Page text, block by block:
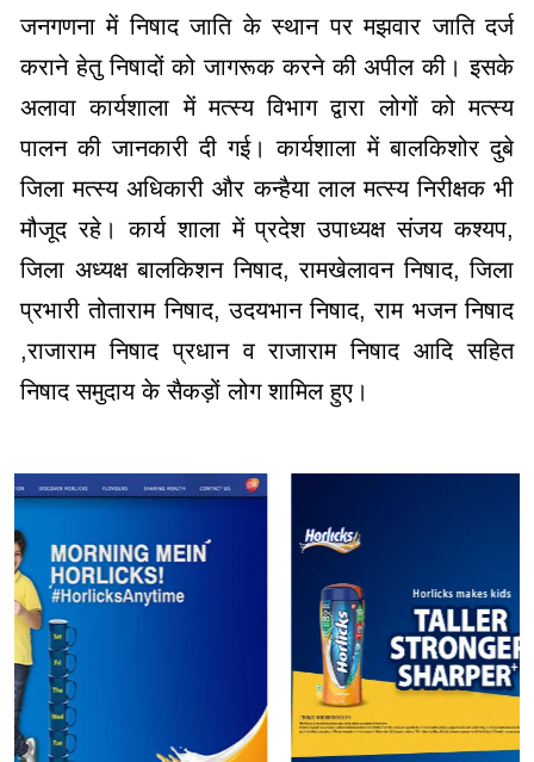
जनगणना में निषाद जाति के स्थान पर मझवार जाति दर्ज
कराने हेतु निषादों को जागरूक करने की अपील की। इसके
अलावा कार्यशाला में मत्स्य विभाग द्वारा लोगों को मत्स्य
पालन की जानकारी दी गई। कार्यशाला में बालकिशोर दुबे
जिला मत्स्य अधिकारी और कन्हैया लाल मत्स्य निरीक्षक भी
मौजूद रहे। कार्य शाला में प्रदेश उपाध्यक्ष संजय कश्यप,
जिला अध्यक्ष बालकिशन निषाद, रामखेलावन निषाद, जिला
प्रभारी तोताराम निषाद, उदयभान निषाद, राम भजन निषाद
,राजाराम निषाद प्रधान व राजाराम निषाद आदि सहित
निषाद समुदाय के सैकड़ों लोग शामिल हुए।